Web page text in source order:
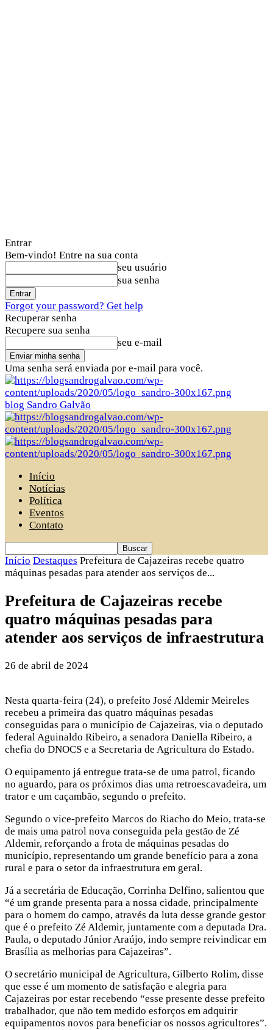
Entrar
Bem-vindo! Entre na sua conta
seu usuário
sua senha
Forgot your password? Get help
Recuperar senha
Recupere sua senha
seu e-mail
Uma senha será enviada por e-mail para você.
blog Sandro Galvão
Início
Notícias
Política
Eventos
Contato
Início Destaques Prefeitura de Cajazeiras recebe quatro
máquinas pesadas para atender aos serviços de...
Prefeitura de Cajazeiras recebe
quatro máquinas pesadas para
atender aos serviços de infraestrutura
26 de abril de 2024
Nesta quarta-feira (24), o prefeito José Aldemir Meireles
recebeu a primeira das quatro máquinas pesadas
conseguidas para o município de Cajazeiras, via o deputado
federal Aguinaldo Ribeiro, a senadora Daniella Ribeiro, a
chefia do DNOCS e a Secretaria de Agricultura do Estado.
O equipamento já entregue trata-se de uma patrol, ficando
no aguardo, para os próximos dias uma retroescavadeira, um
trator e um caçambão, segundo o prefeito.
Segundo o vice-prefeito Marcos do Riacho do Meio, trata-se
de mais uma patrol nova conseguida pela gestão de Zé
Aldemir, reforçando a frota de máquinas pesadas do
município, representando um grande benefício para a zona
rural e para o setor da infraestrutura em geral.
Já a secretária de Educação, Corrinha Delfino, salientou que
“é um grande presenta para a nossa cidade, principalmente
para o homem do campo, através da luta desse grande gestor
que é o prefeito Zé Aldemir, juntamente com a deputada Dra.
Paula, o deputado Júnior Araújo, indo sempre reivindicar em
Brasília as melhorias para Cajazeiras”.
O secretário municipal de Agricultura, Gilberto Rolim, disse
que esse é um momento de satisfação e alegria para
Cajazeiras por estar recebendo “esse presente desse prefeito
trabalhador, que não tem medido esforços em adquirir
equipamentos novos para beneficiar os nossos agricultores”.